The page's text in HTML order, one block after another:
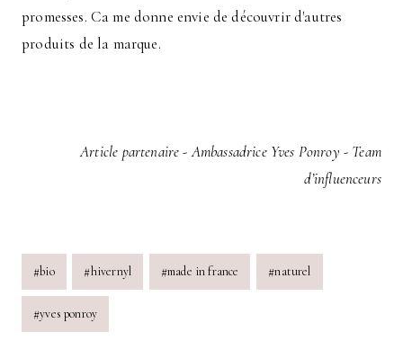
promesses. Ca me donne envie de découvrir d'autres
produits de la marque.
Article partenaire - Ambassadrice Yves Ponroy - Team
d’influenceurs
Post
Tags:
#bio #hivernyl #made in france #naturel
#yves ponroy